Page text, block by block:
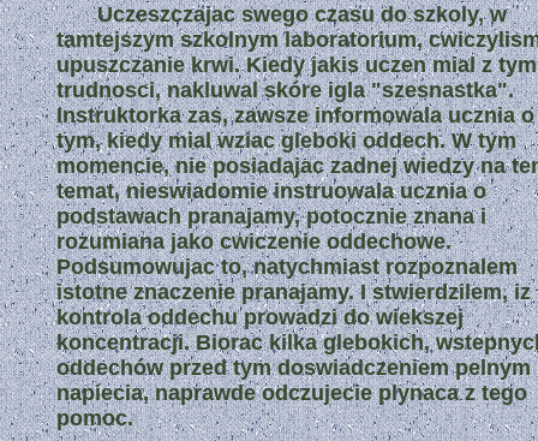
Uczeszczajac swego czasu do szkoly, w
tamtejszym szkolnym laboratorium,
upuszczanie krwi. Kiedy jakis uczen mial z tym
trudnosci, nakluwal skóre igla "szesnastka".
Instruktorka zas, zawsze informowala ucznia o
tym, kiedy mial wziac gleboki oddech. W tym
momencie, nie posiadajac zadnej wiedzy na
temat, nieswiadomie instruowala ucznia o
podstawach pranajamy, potocznie znana i
rozumiana jako cwiczenie oddechowe.
Podsumowujac to, natychmiast rozpoznalem
istotne znaczenie pranajamy. I stwierdzilem, iz
kontrola oddechu prowadzi do wiekszej
koncentracji. Biorac kilka glebokich,
oddechów przed tym doswiadczeniem pelnym
napiecia, naprawde odczujecie plynaca z tego
pomoc.